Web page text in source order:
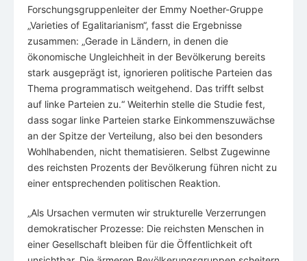
Forschungsgruppenleiter der Emmy Noether-Gruppe
„Varieties of Egalitarianism“, fasst die Ergebnisse
zusammen: „Gerade in Ländern, in denen die
ökonomische Ungleichheit in der Bevölkerung bereits
stark ausgeprägt ist, ignorieren politische Parteien das
Thema programmatisch weitgehend. Das trifft selbst
auf linke Parteien zu.“ Weiterhin stelle die Studie fest,
dass sogar linke Parteien starke Einkommenszuwächse
an der Spitze der Verteilung, also bei den besonders
Wohlhabenden, nicht thematisieren. Selbst Zugewinne
des reichsten Prozents der Bevölkerung führen nicht zu
einer entsprechenden politischen Reaktion.
„Als Ursachen vermuten wir strukturelle Verzerrungen
demokratischer Prozesse: Die reichsten Menschen in
einer Gesellschaft bleiben für die Öffentlichkeit oft